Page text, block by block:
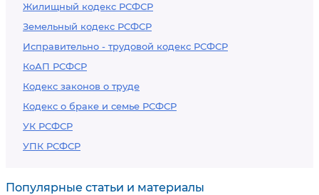
Жилищный кодекс РСФСР
Земельный кодекс РСФСР
Исправительно - трудовой кодекс РСФСР
КоАП РСФСР
Кодекс законов о труде
Кодекс о браке и семье РСФСР
УК РСФСР
УПК РСФСР
Популярные статьи и материалы